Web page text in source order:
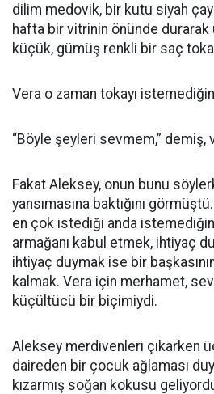
dilim medovik, bir kutu siyah çay
hafta bir vitrinin önünde durarak
küçük, gümüş renkli bir saç
Vera o zaman tokayı
“Böyle şeyleri sevmem,” demiş,
Fakat Aleksey, onun bunu
yansımasına baktığını
en çok istediği anda
armağanı kabul etmek, ihtiyaç
ihtiyaç duymak ise bir
kalmak. Vera için merhamet,
küçültücü bir biçimiydi.
Aleksey merdivenleri çıkarken
daireden bir çocuk ağlaması
kızarmış soğan kokusu